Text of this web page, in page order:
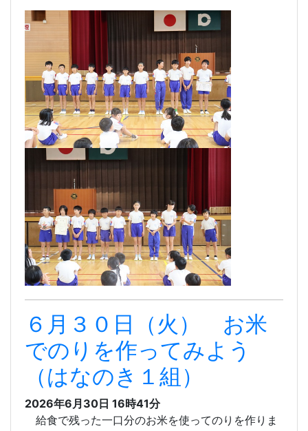
６月３０日（火） お米
でのりを作ってみよう
（はなのき１組）
2026年6月30日 16時41分
給食で残った一口分のお米を使ってのりを作りま